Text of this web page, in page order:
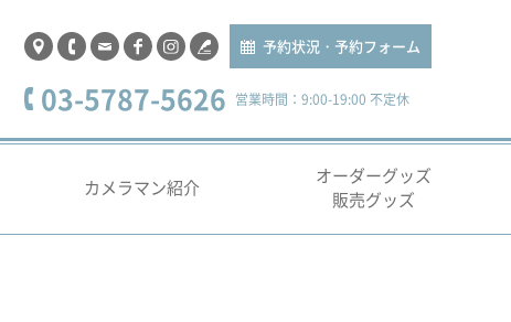
予約状況・予約フォーム
03-5787-5626 営業時間：9:00-19:00 不定休
カメラマン紹介
オーダーグッズ
販売グッズ